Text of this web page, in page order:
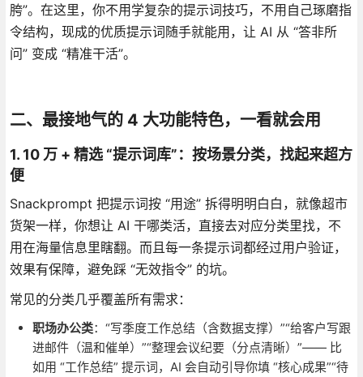
胯”。在这里，你不用学复杂的提示词技巧，不用自己琢磨指
令结构，现成的优质提示词随手就能用，让 AI 从 “答非所
问” 变成 “精准干活”。
二、最接地气的 4 大功能特色，一看就会用
1. 10 万 + 精选 “提示词库”：按场景分类，找起来超方
便
Snackprompt 把提示词按 “用途” 拆得明明白白，就像超市
货架一样，你想让 AI 干哪类活，直接去对应分类里找，不
用在海量信息里瞎翻。而且每一条提示词都经过用户验证，
效果有保障，避免踩 “无效指令” 的坑。
常见的分类几乎覆盖所有需求：
职场办公类：“写季度工作总结（含数据支撑）”“给客户写跟
进邮件（温和催单）”“整理会议纪要（分点清晰）”—— 比
如用 “工作总结” 提示词，AI 会自动引导你填 “核心成果”“待